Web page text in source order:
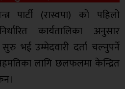
पार्टी (रास्वपा) को पहिलो
कार्यतालिका अनुसार
सुरु भई उम्मेदवारी दर्ता चल्नुपर्ने
लागि छलफलमा केन्द्रित